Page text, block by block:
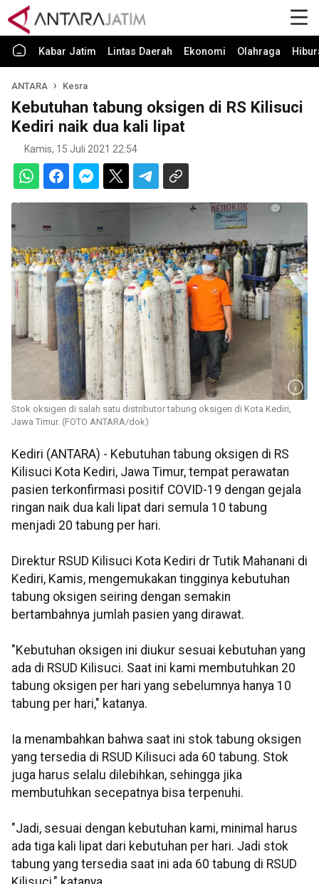
Kabar Jatim Lintas Daerah Ekonomi Olahraga
ANTARA Kesra
Kebutuhan tabung oksigen di RS Kilisuci
Kediri naik dua kali lipat
Kamis, 15 Juli 2021 22:54
Stok oksigen di salah satu distributor tabung oksigen di Kota Kediri,
Jawa Timur. (FOTO ANTARA/dok)
Kediri (ANTARA) - Kebutuhan tabung oksigen di RS
Kilisuci Kota Kediri, Jawa Timur, tempat perawatan
pasien terkonfirmasi positif COVID-19 dengan gejala
ringan naik dua kali lipat dari semula 10 tabung
menjadi 20 tabung per hari.
Direktur RSUD Kilisuci Kota Kediri dr Tutik Mahanani di
Kediri, Kamis, mengemukakan tingginya kebutuhan
tabung oksigen seiring dengan semakin
bertambahnya jumlah pasien yang dirawat.
"Kebutuhan oksigen ini diukur sesuai kebutuhan yang
ada di RSUD Kilisuci. Saat ini kami membutuhkan 20
tabung oksigen per hari yang sebelumnya hanya 10
tabung per hari," katanya.
Ia menambahkan bahwa saat ini stok tabung oksigen
yang tersedia di RSUD Kilisuci ada 60 tabung. Stok
juga harus selalu dilebihkan, sehingga jika
membutuhkan secepatnya bisa terpenuhi.
"Jadi, sesuai dengan kebutuhan kami, minimal harus
ada tiga kali lipat dari kebutuhan per hari. Jadi stok
tabung yang tersedia saat ini ada 60 tabung di RSUD